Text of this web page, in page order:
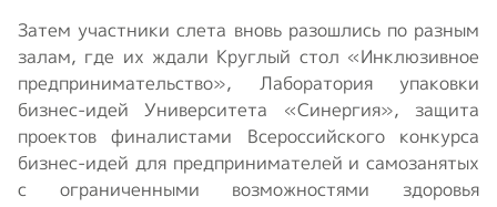
Затем участники слета вновь разошлись по разным
залам, где их ждали Круглый стол «Инклюзивное
предпринимательство», Лаборатория упаковки
бизнес-идей Университета «Синергия», защита
проектов финалистами Всероссийского конкурса
бизнес-идей для предпринимателей и самозанятых
с ограниченными возможностями здоровья